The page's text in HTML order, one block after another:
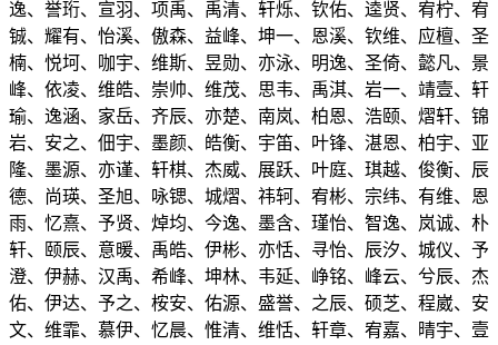
逸、誉珩、宣羽、项禹、禹清、轩烁、钦佑、逵贤、宥柠、宥
铖、耀有、怡溪、傲森、益峰、坤一、恩溪、钦维、应檀、圣
楠、悦坷、咖宇、维斯、昱勋、亦泳、明逸、圣倚、懿凡、景
峰、依凌、维皓、崇帅、维茂、思韦、禹淇、岩一、靖壹、轩
瑜、逸涵、家岳、齐辰、亦楚、南岚、柏恩、浩颐、熠轩、锦
岩、安之、佃宇、墨颜、皓衡、宇笛、叶锋、湛恩、柏宇、亚
隆、墨源、亦谨、轩棋、杰威、展跃、叶庭、琪越、俊衡、辰
德、尚瑛、圣旭、咏锶、城熠、祎轲、宥彬、宗纬、有维、恩
雨、忆熹、予贤、焯均、今逸、墨含、瑾怡、智逸、岚诚、朴
轩、颐辰、意暖、禹皓、伊彬、亦恬、寻怡、辰汐、城仪、予
澄、伊赫、汉禹、希峰、坤林、韦延、峥铭、峰云、兮辰、杰
佑、伊达、予之、桉安、佑源、盛誉、之辰、硕芝、程崴、安
文、维霏、慕伊、忆晨、惟清、维恬、轩章、宥嘉、晴宇、壹